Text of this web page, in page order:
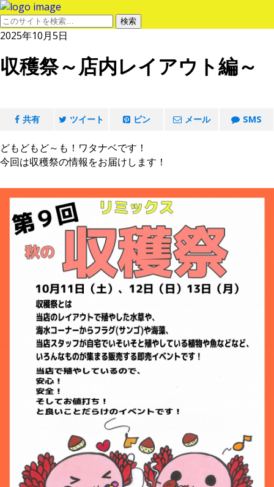
2025年10月5日
収穫祭～店内レイアウト編～
共有 ツイート ピン メール SMS
どもどもど～も！ワタナベです！
今回は収穫祭の情報をお届けします！